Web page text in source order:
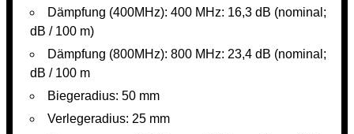
Dämpfung (400MHz): 400 MHz: 16,3 dB (nominal;
dB / 100 m)
Dämpfung (800MHz): 800 MHz: 23,4 dB (nominal;
dB / 100 m
Biegeradius: 50 mm
Verlegeradius: 25 mm